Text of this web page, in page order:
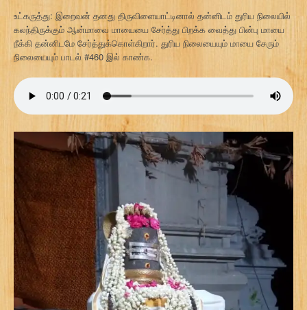
உட்கருத்து: இறைவன் தனது திருவிளையாட்டினால் தன்னிடம் துரிய நிலையில்
கலந்திருக்கும் ஆன்மாவை மாயையை சேர்த்து பிறக்க வைத்து பின்பு மாயை
நீக்கி தன்னிடமே சேர்த்துக்கொள்கிறார். துரிய நிலையையும் மாயை சேரும்
நிலையையும் பாடல் #460 இல் காண்க.